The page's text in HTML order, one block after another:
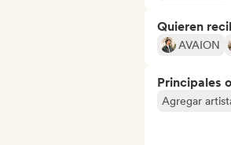
Quieren
AVAION
Principales
Agregar